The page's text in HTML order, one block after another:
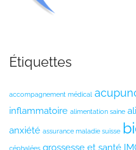
Étiquettes
accompagnement médical
inflammatoire alimentation saine
anxiété assurance maladie suisse
céphalées grossesse et santé